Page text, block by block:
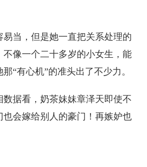
当，但是她一直把关系处理的
不像一个二十多岁的小女生，能
“有心机”的准头出了不少力。
据看，奶茶妹妹章泽天即使不
也会嫁给别人的豪门！再嫉妒也